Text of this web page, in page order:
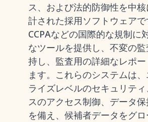
ス、および法的防御性を中
計された採用ソフトウェアで
CCPAなどの国際的な規制に
なツールを提供し、不変の
持し、監査用の詳細なレポー
ます。これらのシステムは
ライズレベルのセキュリテ
スのアクセス制御、データ
を備え、候補者データをグ